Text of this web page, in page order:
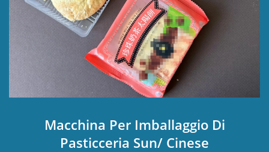
Macchina Per Imballaggio Di
Pasticceria Sun/ Cinese